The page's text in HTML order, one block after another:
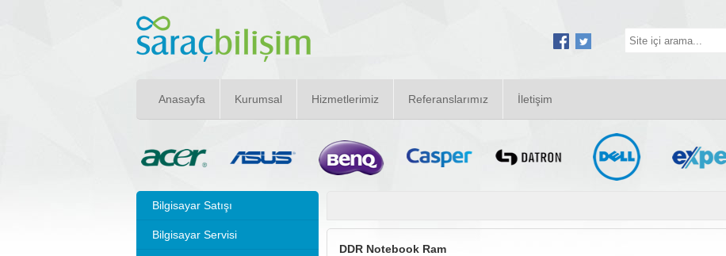
Anasayfa Kurumsal Hizmetlerimiz Referanslarımız İletişim
Bilgisayar Satışı
Bilgisayar Servisi
DDR Notebook Ram